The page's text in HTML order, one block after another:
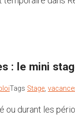
: le mini
Tags Stage,
ou durant les